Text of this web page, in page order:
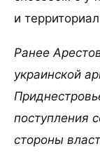
и
Ранее
украинской
поступления
стороны